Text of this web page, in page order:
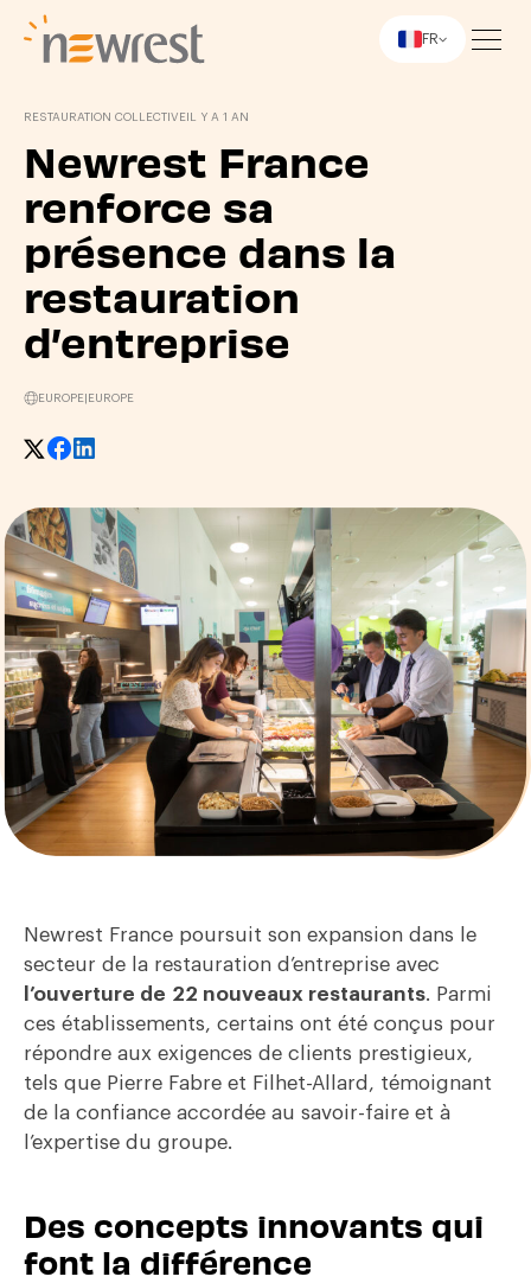
FR
RESTAURATION COLLECTIVE IL Y A 1 AN
Newrest France
renforce sa
présence dans la
restauration
d’entreprise
EUROPE EUROPE
Newrest France poursuit son expansion dans le
secteur de la restauration d’entreprise avec
l’ouverture de 22 nouveaux restaurants. Parmi
ces établissements, certains ont été conçus pour
répondre aux exigences de clients prestigieux,
tels que Pierre Fabre et Filhet-Allard, témoignant
de la confiance accordée au savoir-faire et à
l’expertise du groupe.
Des concepts innovants qui
font la différence